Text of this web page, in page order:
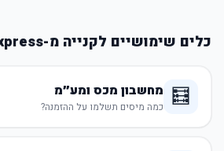
כלים שימושיים לקנייה מ-AliExpress
🧮 מחשבון מכס ומע״מ
כמה מיסים תשלמו על ההזמנה?